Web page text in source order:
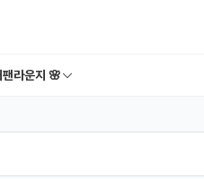
팬라운지 🌸